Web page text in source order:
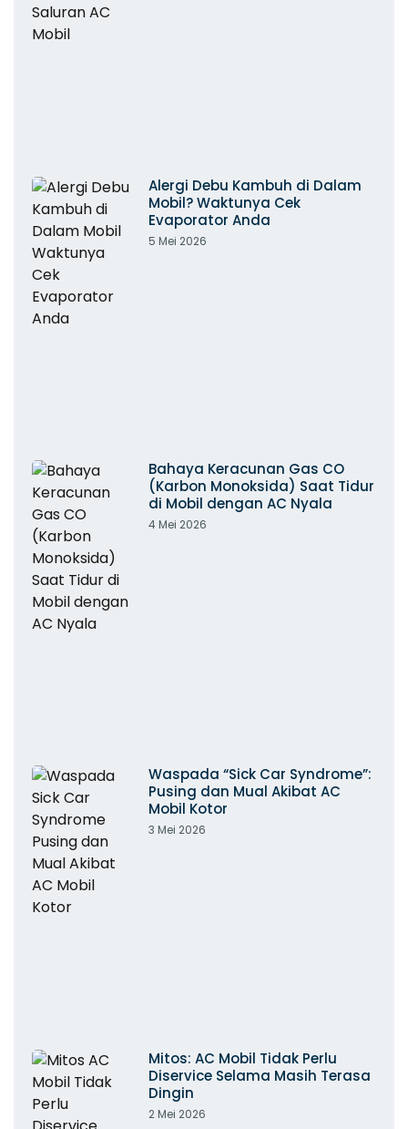
Alergi Debu Kambuh di Dalam
Mobil? Waktunya Cek
Evaporator Anda
5 Mei 2026
Bahaya Keracunan Gas CO
(Karbon Monoksida) Saat Tidur
di Mobil dengan AC Nyala
4 Mei 2026
Waspada “Sick Car Syndrome”:
Pusing dan Mual Akibat AC
Mobil Kotor
3 Mei 2026
Mitos: AC Mobil Tidak Perlu
Diservice Selama Masih Terasa
Dingin
2 Mei 2026